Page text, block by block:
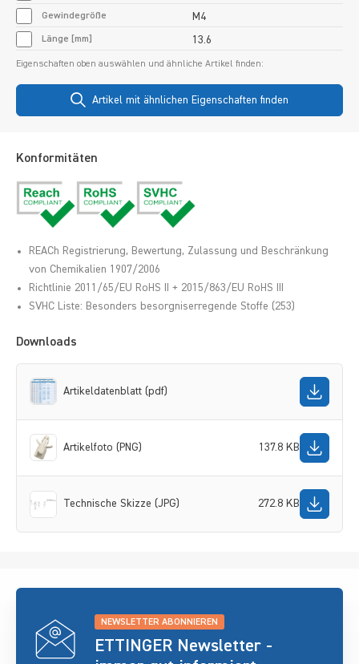
Gewindegröße M4
Länge [mm] 13.6
Eigenschaften oben auswählen und ähnliche Artikel finden:
Artikel mit ähnlichen Eigenschaften finden
Konformitäten
REACh Registrierung, Bewertung, Zulassung und Beschränkung
von Chemikalien 1907/2006
Richtlinie 2011/65/EU RoHS II + 2015/863/EU RoHS III
SVHC Liste: Besonders besorgniserregende Stoffe (253)
Downloads
Artikeldatenblatt (pdf)
Artikelfoto (PNG) 137.8 KB
Technische Skizze (JPG) 272.8 KB
NEWSLETTER ABONNIEREN
ETTINGER Newsletter -